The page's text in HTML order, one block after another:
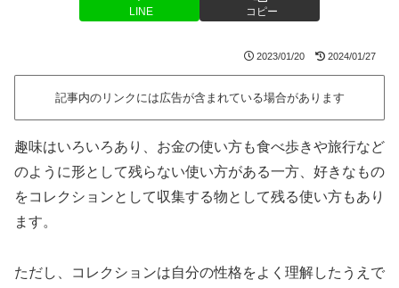
LINE コピー
2023/01/20 2024/01/27
記事内のリンクには広告が含まれている場合があります
趣味はいろいろあり、お金の使い方も食べ歩きや旅行など
のように形として残らない使い方がある一方、好きなもの
をコレクションとして収集する物として残る使い方もあり
ます。
ただし、コレクションは自分の性格をよく理解したうえで